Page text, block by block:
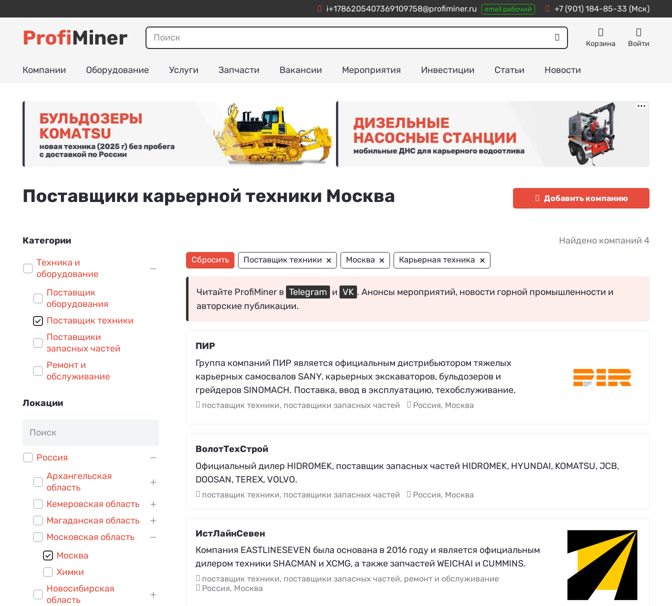
i+1786205407369109758@profiminer.ru email рабочий +7 (901) 184-85-33 (Мск)
ProfiMiner Корзина Войти
Компании Оборудование Услуги Запчасти Вакансии Мероприятия Инвестиции Статьи Новости
Поставщики карьерной техники Москва Добавить компанию
Категории
Техника и
оборудование
Поставщик
оборудования
Поставщик техники
Поставщики
запасных частей
Ремонт и
обслуживание
Локации
Россия
Архангельская
область
Кемеровская область
Магаданская область
Московская область
Москва
Химки
Новосибирская
область
Найдено компаний 4
Сбросить Поставщик техники × Москва × Карьерная техника ×
Читайте ProfiMiner в Telegram и VK . Анонсы мероприятий, новости горной промышленности и
авторские публикации.
ПИР
Группа компаний ПИР является официальным дистрибьютором тяжелых
карьерных самосвалов SANY, карьерных экскаваторов, бульдозеров и
грейдеров SINOMACH. Поставка, ввод в эксплуатацию, техобслуживание.
поставщик техники, поставщики запасных частей Россия, Москва
ВолотТехСтрой
Официальный дилер HIDROMEK, поставщик запасных частей HIDROMEK, HYUNDAI, KOMATSU, JCB,
DOOSAN, TEREX, VOLVO.
поставщик техники, поставщики запасных частей Россия, Москва
ИстЛайнСевен
Компания EASTLINESEVEN была основана в 2016 году и является официальным
дилером техники SHACMAN и XCMG, а также запчастей WEICHAI и CUMMINS.
поставщик техники, поставщики запасных частей, ремонт и обслуживание
Россия, Москва